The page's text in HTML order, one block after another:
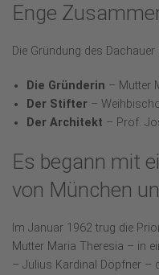
Enge
Die Gründung des
Die Gründerin – Mutter
Der Stifter–
Der Architekt – Prof.
Es begann mit
von München
Im Januar 1962 trug die
Mutter Maria Theresia – in
– Julius Kardinal Döpfner –